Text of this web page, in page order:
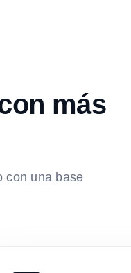
más
con una base